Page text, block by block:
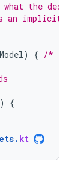
the
implicit
) { /*
)
{
. kt